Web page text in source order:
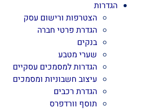
הגדרות
הצטרפות ורישום עסק
הגדרת פרטי חברה
בנקים
שערי מטבע
הגדרות למסמכים עסקיים
עיצוב חשבוניות ומסמכים
הגדרת רכבים
תוסף וורדפרס